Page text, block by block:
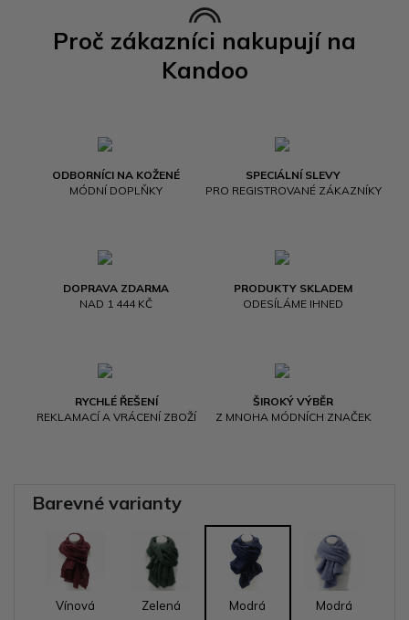
Proč zákazníci nakupují na
Kandoo
ODBORNÍCI NA KOŽENÉ
MÓDNÍ DOPLŇKY
SPECIÁLNÍ SLEVY
PRO REGISTROVANÉ ZÁKAZNÍKY
DOPRAVA ZDARMA
NAD 1 444 KČ
PRODUKTY SKLADEM
ODESÍLÁME IHNED
RYCHLÉ ŘEŠENÍ
REKLAMACÍ A VRÁCENÍ ZBOŽÍ
ŠIROKÝ VÝBĚR
Z MNOHA MÓDNÍCH ZNAČEK
Barevné varianty
Vínová Zelená Modrá Modrá